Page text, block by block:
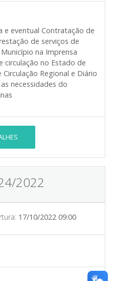
e eventual Contratação de
de serviços de
na Imprensa
circulação no Estado de
Circulação Regional e Diário
necessidades do
2022
17/10/2022 09:00